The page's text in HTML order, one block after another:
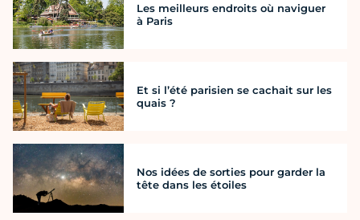
Les meilleurs endroits où naviguer
à Paris
Et si l’été parisien se cachait sur les
quais ?
Nos idées de sorties pour garder la
tête dans les étoiles